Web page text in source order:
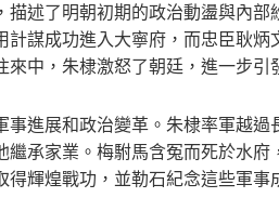
了明朝初期的政治動盪與內部
謀成功進入大寧府，而忠臣耿
中，朱棣激怒了朝廷，進一步
展和政治變革。朱棣率軍越過
承家業。梅駙馬含冤而死於水
輝煌戰功，並勒石紀念這些軍事